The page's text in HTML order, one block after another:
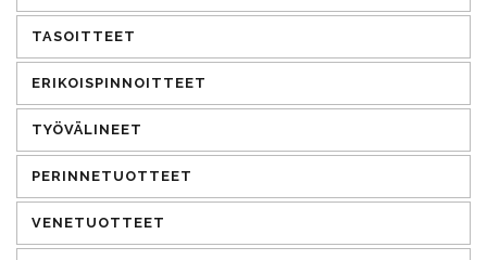
TASOITTEET
ERIKOISPINNOITTEET
TYÖVÄLINEET
PERINNETUOTTEET
VENETUOTTEET